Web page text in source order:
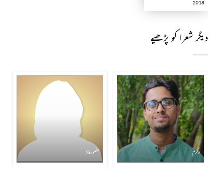
2018
دیگر شعرا کو پڑھیے
وکرم منصور فائز